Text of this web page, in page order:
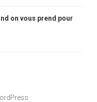
on vous prend pour